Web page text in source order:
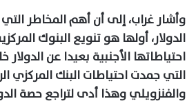
وأشار غراب، إلى أن أهم المخاطر
الدولار، أولها هو تنويع البنوك
احتياطاتها الأجنبية بعيدا عن
التي جمدت احتياطات البنك المركزي